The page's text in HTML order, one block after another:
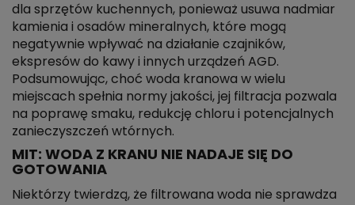
dla sprzętów kuchennych, ponieważ usuwa nadmiar
kamienia i osadów mineralnych, które mogą
negatywnie wpływać na działanie czajników,
ekspresów do kawy i innych urządzeń AGD.
Podsumowując, choć woda kranowa w wielu
miejscach spełnia normy jakości, jej filtracja pozwala
na poprawę smaku, redukcję chloru i potencjalnych
zanieczyszczeń wtórnych.
MIT: WODA Z KRANU NIE NADAJE SIĘ DO
GOTOWANIA
Niektórzy twierdzą, że filtrowana woda nie sprawdza